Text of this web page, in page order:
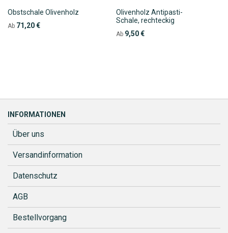
Obstschale Olivenholz
Ab 71,20 €
Olivenholz Antipasti-
Schale, rechteckig
Ab 9,50 €
INFORMATIONEN
Über uns
Versandinformation
Datenschutz
AGB
Bestellvorgang